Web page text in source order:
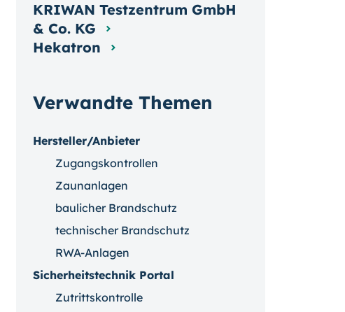
Verwandte Themen
Hersteller/Anbieter
Zugangskontrollen
Zaunanlagen
baulicher Brandschutz
technischer Brandschutz
RWA-Anlagen
Sicherheitstechnik Portal
Zutrittskontrolle
KRIWAN Testzentrum GmbH
& Co. KG
Hekatron